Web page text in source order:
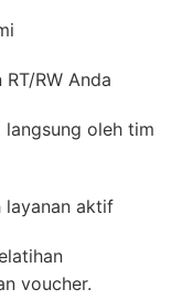
RW Anda
oleh tim
layanan aktif
voucher.